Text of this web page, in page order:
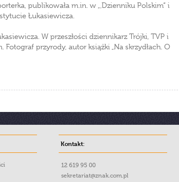
publikowała m.in. w „‚Dzienniku Polskim” i
Łukasiewicza.
W przeszłości dziennikarz Trójki, TVP i
przyrody, autor książki „Na skrzydłach. O
Kontakt:
12 619 95 00
sekretariat@znak.com.pl